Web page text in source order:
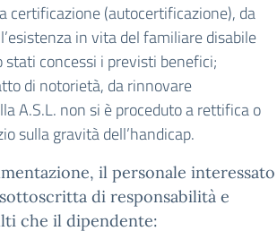
certificazione (autocertificazione), da
in vita del familiare disabile
stati concessi i previsti benefici;
di notorietà, da rinnovare
A.S.L. non si è proceduto a rettifica o
sulla gravità dell’handicap.
il personale interessato
di responsabilità e
che il dipendente: